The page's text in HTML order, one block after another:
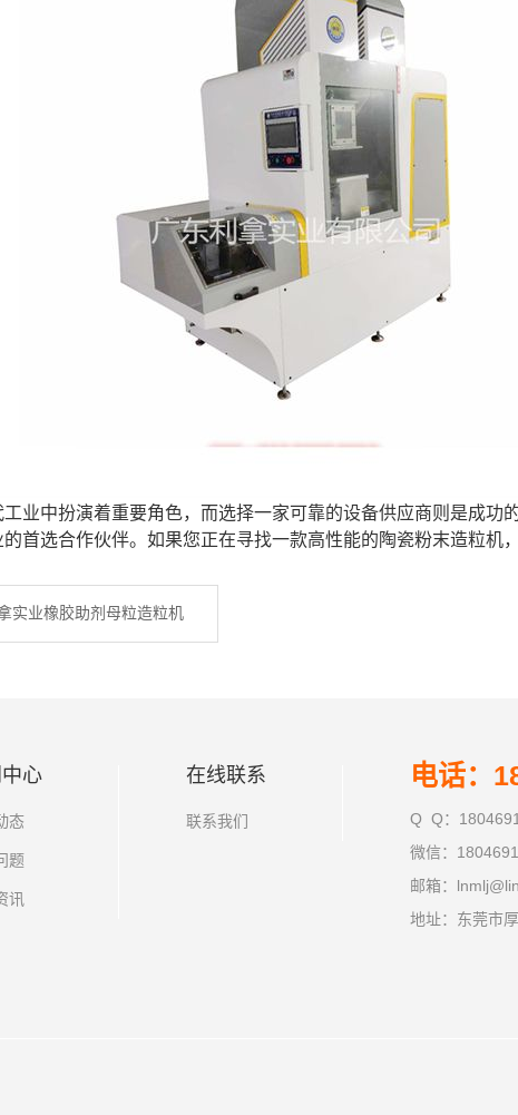
业中扮演着重要角色，而选择一家可靠的设备供应商则是成
的首选合作伙伴。如果您正在寻找一款高性能的陶瓷粉末造粒
实业橡胶助剂母粒造粒机
心
态
题
讯
在线联系
联系我们
电话：
Q Q：
微信：
邮箱：
地址：东莞市